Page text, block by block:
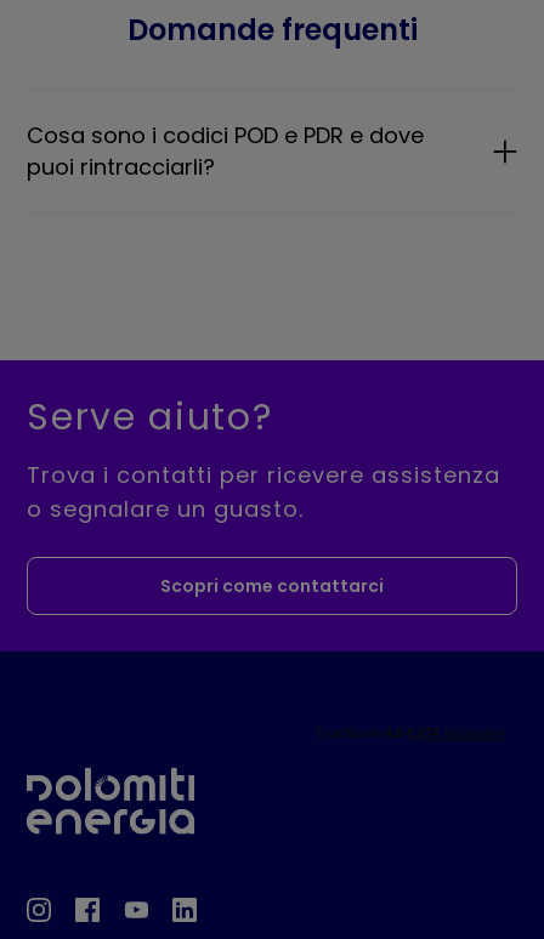
Domande frequenti
Cosa sono i codici POD e PDR e dove
puoi rintracciarli?
Serve aiuto?
Trova i contatti per ricevere assistenza
o segnalare un guasto.
Scopri come contattarci